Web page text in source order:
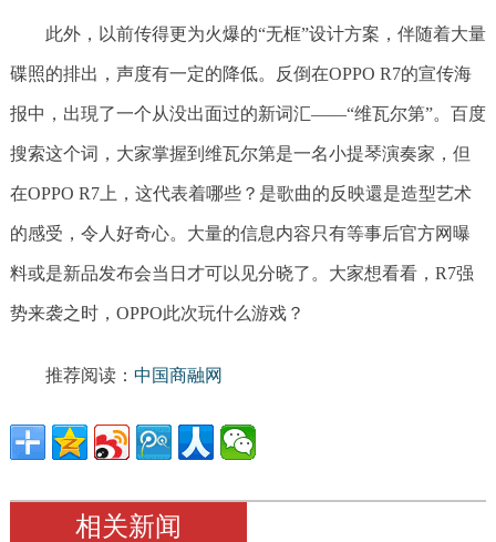
此外，以前传得更为火爆的“无框”设计方案，伴随着大量
碟照的排出，声度有一定的降低。反倒在OPPO R7的宣传海
报中，出現了一个从没出面过的新词汇——“维瓦尔第”。百度
搜索这个词，大家掌握到维瓦尔第是一名小提琴演奏家，但
在OPPO R7上，这代表着哪些？是歌曲的反映還是造型艺术
的感受，令人好奇心。大量的信息内容只有等事后官方网曝
料或是新品发布会当日才可以见分晓了。大家想看看，R7强
势来袭之时，OPPO此次玩什么游戏？
推荐阅读： 中国商融网
相关新闻